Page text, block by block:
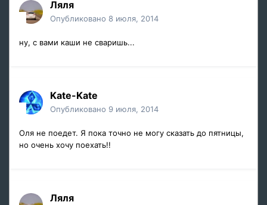
Ляля
Опубликовано 8 июля, 2014
ну, с вами каши не сваришь...
Kate-Kate
Опубликовано 9 июля, 2014
Оля не поедет. Я пока точно не могу сказать до пятницы,
но очень хочу поехать!!
Ляля